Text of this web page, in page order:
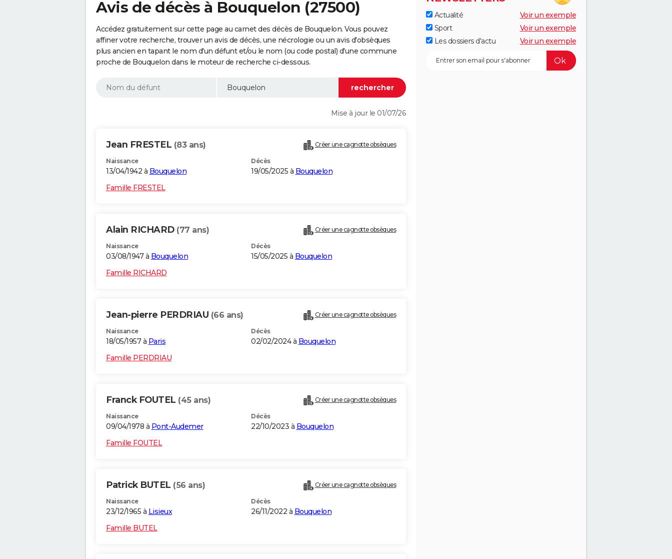
Avis de décès à Bouquelon (27500)
Accédez gratuitement sur cette page au carnet des décès de Bouquelon. Vous pouvez
affiner votre recherche, trouver un avis de décès, une nécrologie ou un avis d'obsèques
plus ancien en tapant le nom d'un défunt et/ou le nom (ou code postal) d'une commune
proche de Bouquelon dans le moteur de recherche ci-dessous.
Mise à jour le 01/07/26
Jean FRESTEL (83 ans) Créer une cagnotte obsèques
Naissance
13/04/1942 à Bouquelon
Décès
19/05/2025 à Bouquelon
Famille FRESTEL
Alain RICHARD (77 ans) Créer une cagnotte obsèques
Naissance
03/08/1947 à Bouquelon
Décès
15/05/2025 à Bouquelon
Famille RICHARD
Jean-pierre PERDRIAU (66 ans) Créer une cagnotte obsèques
Naissance
18/05/1957 à Paris
Décès
02/02/2024 à Bouquelon
Famille PERDRIAU
Franck FOUTEL (45 ans) Créer une cagnotte obsèques
Naissance
09/04/1978 à Pont-Audemer
Décès
22/10/2023 à Bouquelon
Famille FOUTEL
Patrick BUTEL (56 ans) Créer une cagnotte obsèques
Naissance
23/12/1965 à Lisieux
Décès
26/11/2022 à Bouquelon
Famille BUTEL
Actualité
Voir un exemple
Sport
Voir un exemple
Les dossiers d'actu
Voir un exemple